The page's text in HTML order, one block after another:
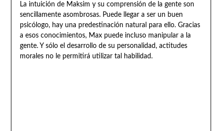
La intuición de Maksim y su comprensión de la gente son
sencillamente asombrosas. Puede llegar a ser un buen
psicólogo, hay una predestinación natural para ello. Gracias
a esos conocimientos, Max puede incluso manipular a la
gente. Y sólo el desarrollo de su personalidad, actitudes
morales no le permitirá utilizar tal habilidad.